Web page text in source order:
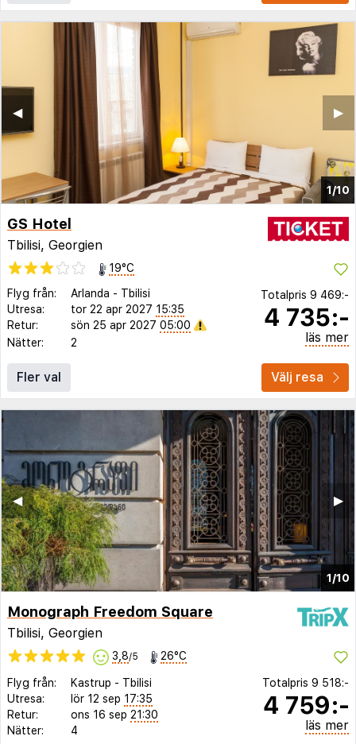
1/10
▶︎
◀︎
GS Hotel
Tbilisi, Georgien
19°C
Flyg från:
Arlanda - Tbilisi
Utresa:
tor 22 apr 2027 15:35
Retur:
sön 25 apr 2027 05:00
Nätter:
2
Totalpris 9 469:-
4 735:-
läs mer
Fler val Välj resa
1/10
▶︎
◀︎
Monograph Freedom Square
Tbilisi, Georgien
3,8/5 26°C
Flyg från: Kastrup - Tbilisi
Utresa:
lör 12 sep 17:35
Retur:
ons 16 sep 21:30
Nätter:
4
Totalpris 9 518:-
4 759:-
läs mer